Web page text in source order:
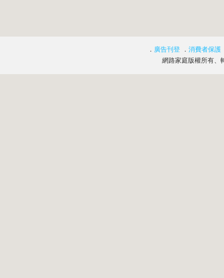
． 廣告刊登 ． 消費者保護
網路家庭版權所有、